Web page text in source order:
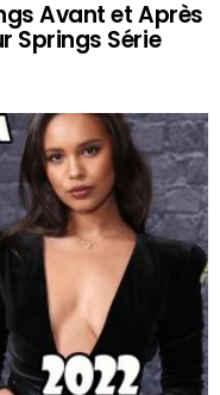
Avant et Après
Springs Série